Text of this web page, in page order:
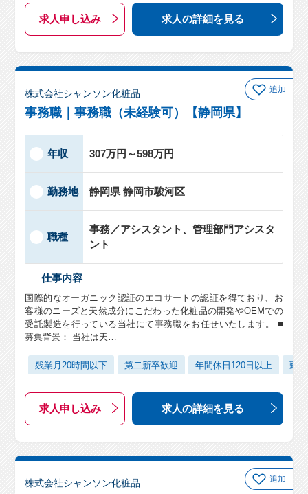
求人申し込み 求人の詳細を見る
追加
株式会社シャンソン化粧品
事務職｜事務職（未経験可）【静岡県】
年収 307万円～598万円
勤務地 静岡県 静岡市駿河区
職種
事務／アシスタント、管理部門アシスタ
ント
仕事内容
国際的なオーガニック認証のエコサートの認証を得ており、お
客様のニーズと天然成分にこだわった化粧品の開発やOEMでの
受託製造を行っている当社にて事務職をお任せいたします。 ■
募集背景： 当社は天…
残業月20時間以下 第二新卒歓迎 年間休日120日以上 勤
求人申し込み 求人の詳細を見る
追加
株式会社シャンソン化粧品